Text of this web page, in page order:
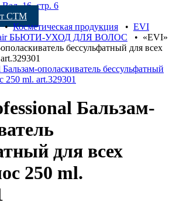
16, стр. 6
СТМ
Косметическая продукция • EVI
БЬЮТИ-УХОД ДЛЯ ВОЛОС • «EVI»
бессульфатный для всех
Бальзам-
для всех
250 ml.